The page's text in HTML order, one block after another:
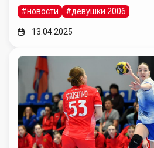
#новости #девушки 2006
13.04.2025